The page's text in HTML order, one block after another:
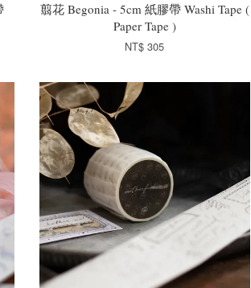
翦花 Begonia - 5cm 紙膠帶 Washi Tape (
Paper Tape )
NT$ 305